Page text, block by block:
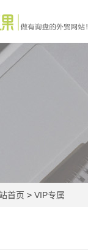
首页 > VIP专属